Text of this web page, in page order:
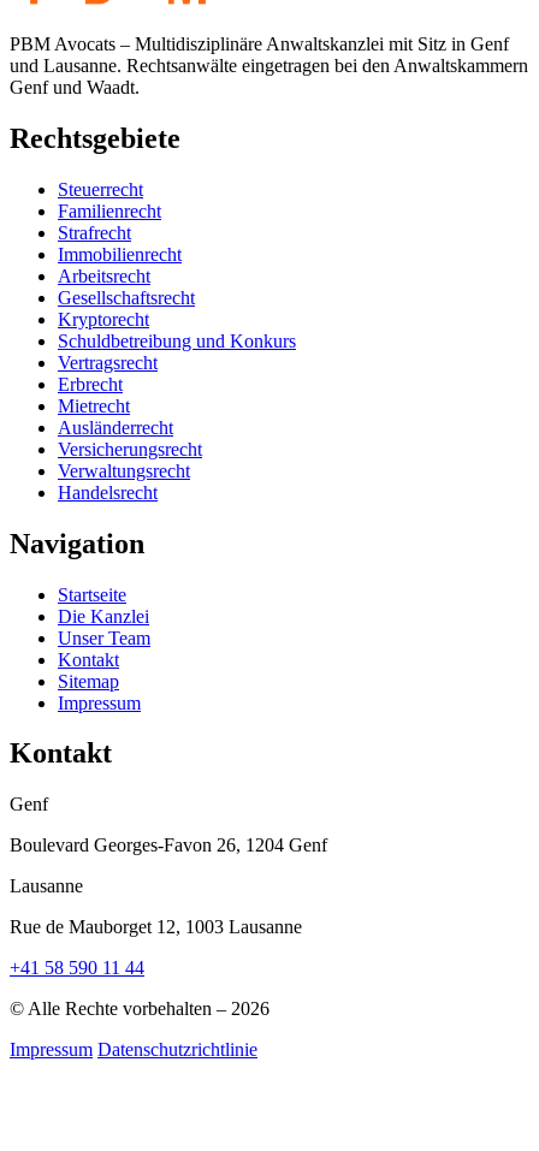
PBM Avocats – Multidisziplinäre Anwaltskanzlei mit Sitz in Genf
und Lausanne. Rechtsanwälte eingetragen bei den Anwaltskammern
Genf und Waadt.
Rechtsgebiete
Steuerrecht
Familienrecht
Strafrecht
Immobilienrecht
Arbeitsrecht
Gesellschaftsrecht
Kryptorecht
Schuldbetreibung und Konkurs
Vertragsrecht
Erbrecht
Mietrecht
Ausländerrecht
Versicherungsrecht
Verwaltungsrecht
Handelsrecht
Navigation
Startseite
Die Kanzlei
Unser Team
Kontakt
Sitemap
Impressum
Kontakt
Genf
Boulevard Georges-Favon 26, 1204 Genf
Lausanne
Rue de Mauborget 12, 1003 Lausanne
+41 58 590 11 44
© Alle Rechte vorbehalten – 2026
Impressum Datenschutzrichtlinie